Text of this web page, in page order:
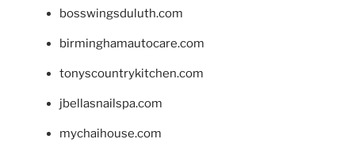
bosswingsduluth.com
birminghamautocare.com
tonyscountrykitchen.com
jbellasnailspa.com
mychaihouse.com